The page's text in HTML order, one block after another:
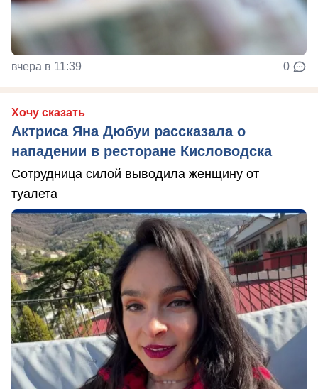
вчера в 11:39 0
Хочу сказать
Актриса Яна Дюбуи рассказала о
нападении в ресторане Кисловодска
Сотрудница силой выводила женщину от
туалета